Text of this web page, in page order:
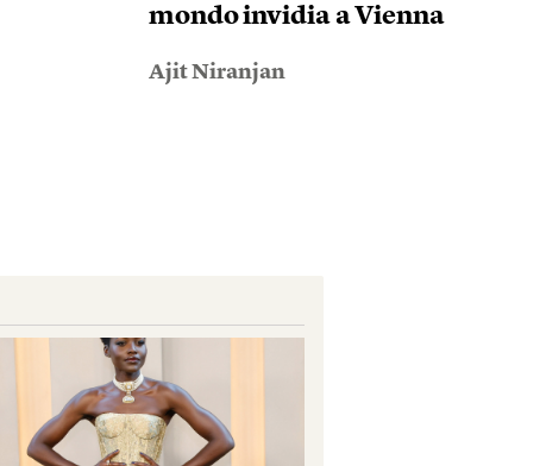
mondo invidia a Vienna
Ajit Niranjan